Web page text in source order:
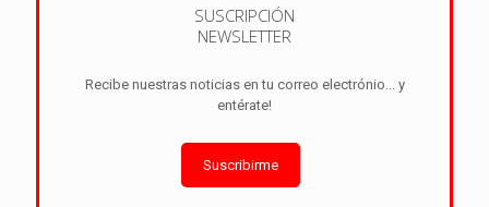
SUSCRIPCIÓN
NEWSLETTER
Recibe nuestras noticias en tu correo electrónio... y
entérate!
Suscribirme